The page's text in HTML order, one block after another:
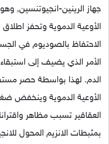
جهاز الرينين-انجيوتنسين,
الأوعية الدموية وتحفز
الاحتفاظ بالصوديوم في
الأمر الذي يضيف إلى
الأوعية الدموية وينخفض
العقاقير تسبب مظاهر
بمثبطات الانزيم المحول